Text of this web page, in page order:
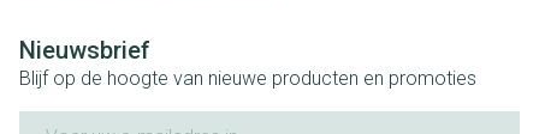
Nieuwsbrief
Blijf op de hoogte van nieuwe producten en promoties